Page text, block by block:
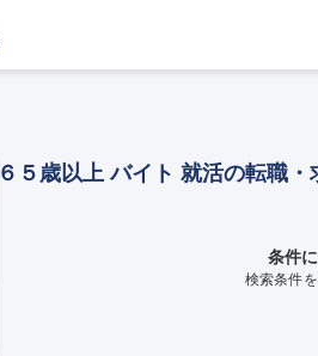
６５歳以上 バイト 就活の転職
条件
検索条件